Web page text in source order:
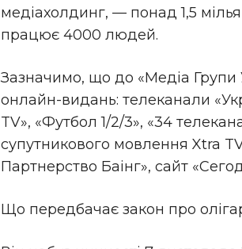
медіахолдинг, — понад 1,5
працює 4000 людей.
Зазначимо, що до «Медіа Групи
онлайн-видань: телеканали
TV», «Футбол 1/2/3», «34
супутникового мовлення Xtra
Партнерство Баінг», сайт
Що передбачає закон про